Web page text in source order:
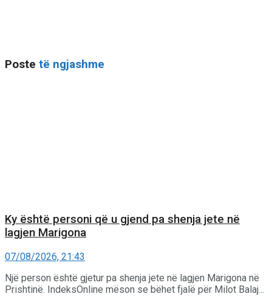
Poste të ngjashme
Ky është personi që u gjend pa shenja jete në
lagjen Marigona
07/08/2026, 21:43
Një person është gjetur pa shenja jete në lagjen Marigona në
Prishtinë. IndeksOnline mëson se bëhet fjalë për Milot Balaj...